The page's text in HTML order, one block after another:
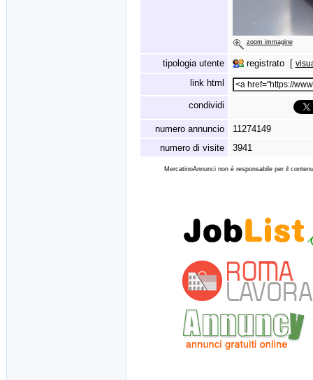
zoom immagine
tipologia utente registrato [
link html
condividi
numero annuncio
11274149
numero di visite
3941
MercatinoAnnunci non è responsabile per il